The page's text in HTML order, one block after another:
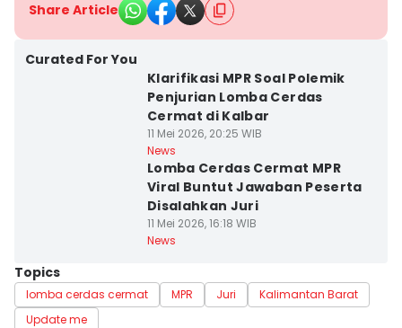
Share Article
Curated For You
Klarifikasi MPR Soal Polemik
Penjurian Lomba Cerdas
Cermat di Kalbar
11 Mei 2026, 20:25 WIB
News
Lomba Cerdas Cermat MPR
Viral Buntut Jawaban Peserta
Disalahkan Juri
11 Mei 2026, 16:18 WIB
News
Topics
lomba cerdas cermat MPR Juri
Kalimantan Barat
Update me